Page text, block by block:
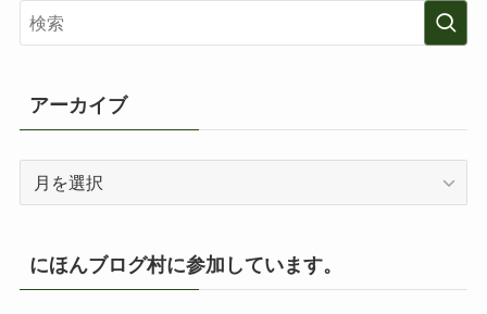
リ
ー
アーカイブ
イ
ブ
にほんブログ村に参加しています。